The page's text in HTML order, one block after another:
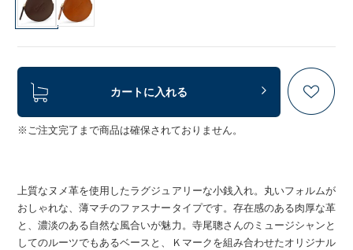
カートに入れる
※ご注文完了まで商品は確保されておりません。
上質なヌメ革を使用したラグジュアリーな小銭入れ。丸いフォルムが
おしゃれな、薄マチのファスナータイプです。存在感のある肉厚な革
と、濃淡のある自然な風合いが魅力。寺尾聰さんのミュージシャンと
してのルーツでもあるベースと、Ｋマークを組み合わせたオリジナル